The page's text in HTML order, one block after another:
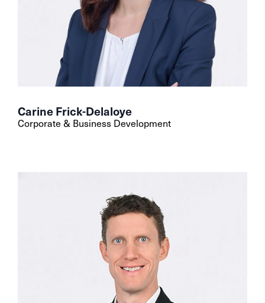
Carine Frick-Delaloye
Corporate & Business Development